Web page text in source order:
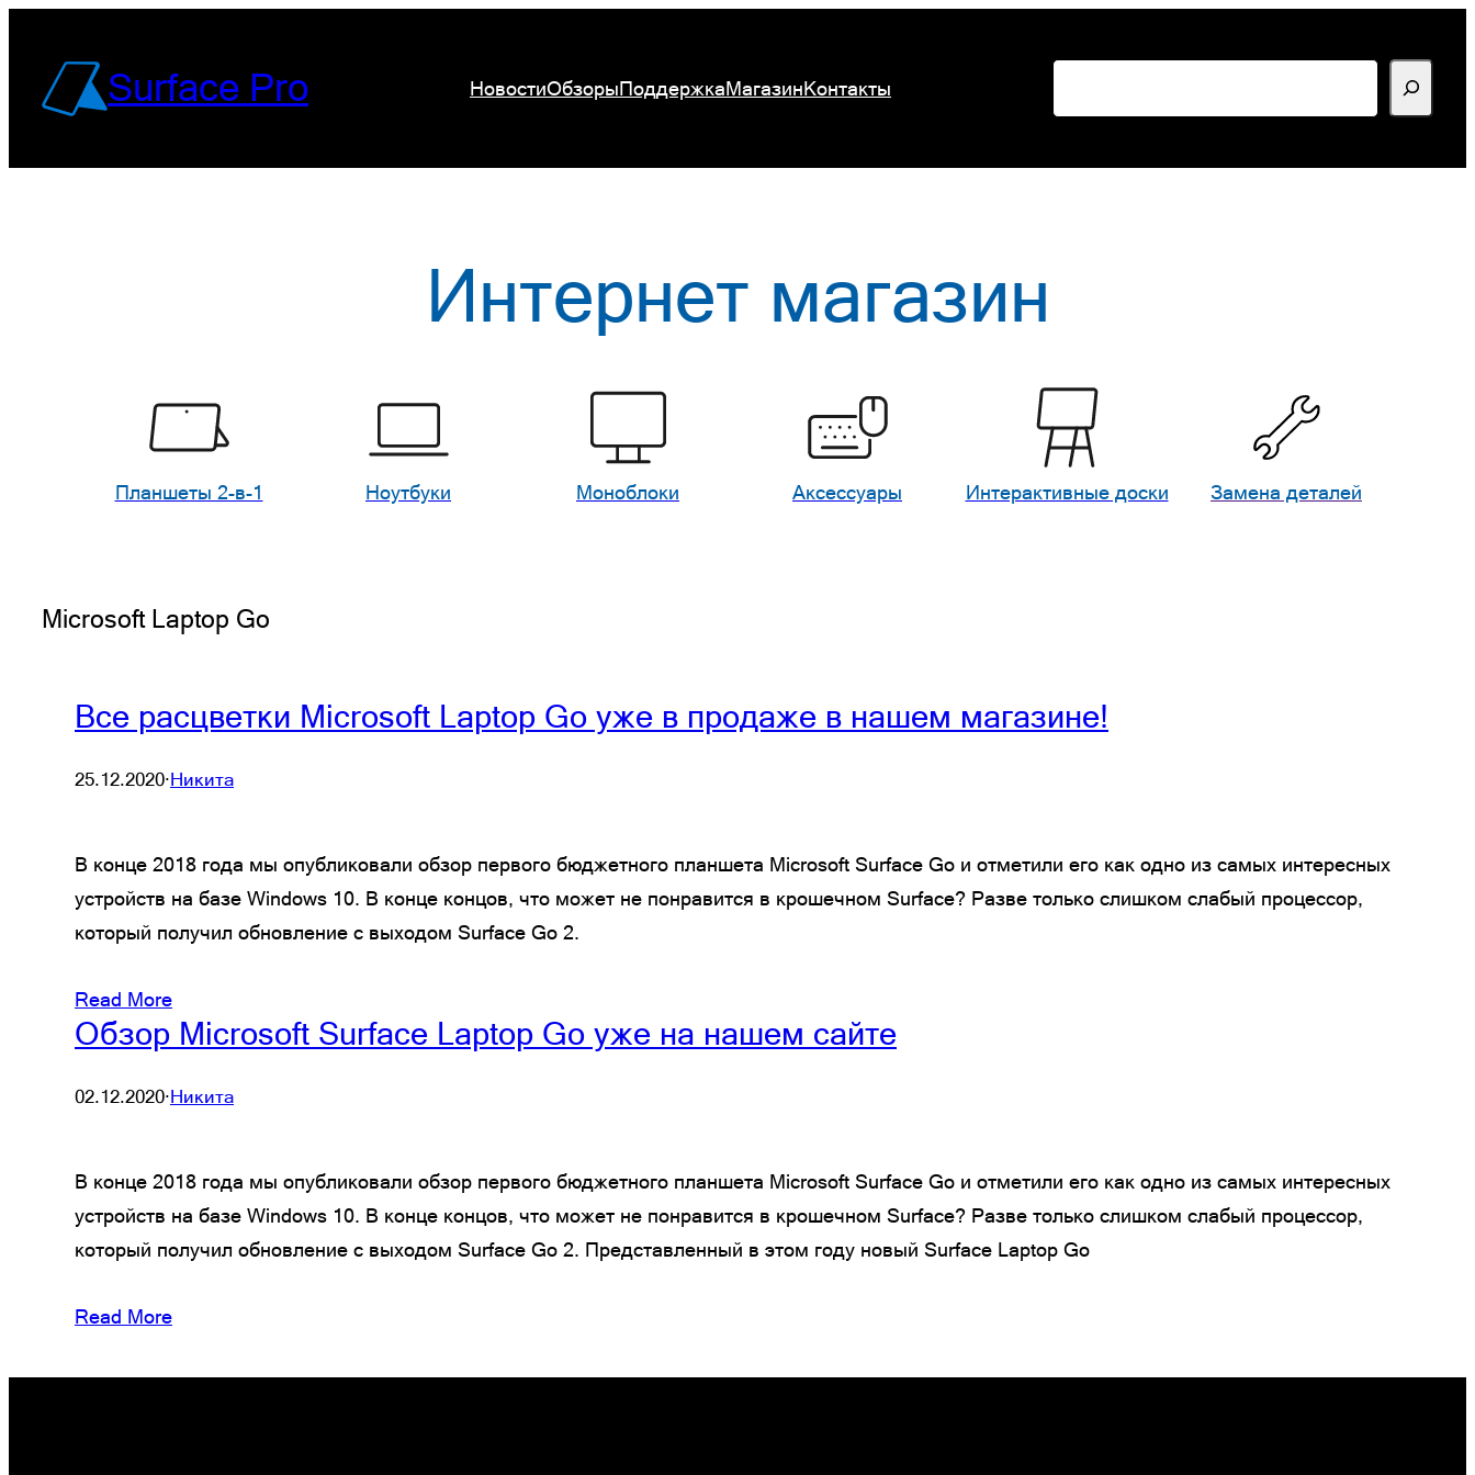
содержимомуSurface Pro НовостиОбзорыПоддержкаМагазинКонтакты
Интернет магазин
Планшеты 2-в-1 Ноутбуки Моноблоки Аксессуары Интерактивные доски Замена деталей
Microsoft Laptop Go
Все расцветки Microsoft Laptop Go уже в продаже в нашем магазине!
25.12.2020·Никита
В конце 2018 года мы опубликовали обзор первого бюджетного планшета Microsoft Surface Go и отметили его как одно из самых интересных
устройств на базе Windows 10. В конце концов, что может не понравится в крошечном Surface? Разве только слишком слабый процессор,
который получил обновление с выходом Surface Go 2.
Read More
Обзор Microsoft Surface Laptop Go уже на нашем сайте
02.12.2020·Никита
В конце 2018 года мы опубликовали обзор первого бюджетного планшета Microsoft Surface Go и отметили его как одно из самых интересных
устройств на базе Windows 10. В конце концов, что может не понравится в крошечном Surface? Разве только слишком слабый процессор,
который получил обновление с выходом Surface Go 2. Представленный в этом году новый Surface Laptop Go
Read More